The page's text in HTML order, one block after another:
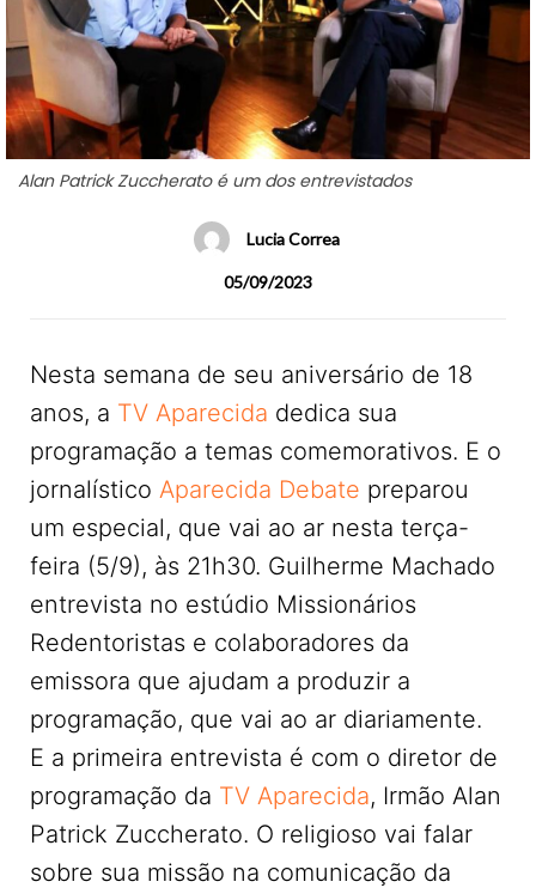
Alan Patrick Zuccherato é um dos entrevistados
Lucia Correa
05/09/2023
Nesta semana de seu aniversário de 18
anos, a TV Aparecida dedica sua
programação a temas comemorativos. E o
jornalístico Aparecida Debate preparou
um especial, que vai ao ar nesta terça-
feira (5/9), às 21h30. Guilherme Machado
entrevista no estúdio Missionários
Redentoristas e colaboradores da
emissora que ajudam a produzir a
programação, que vai ao ar diariamente.
E a primeira entrevista é com o diretor de
programação da TV Aparecida, Irmão Alan
Patrick Zuccherato. O religioso vai falar
sobre sua missão na comunicação da